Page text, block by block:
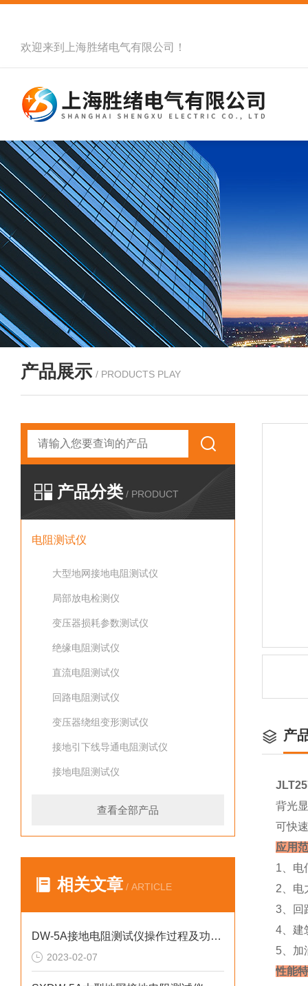
欢迎来到 上海胜绪电气有限公司 ！
产品展示 / PRODUCTS PLAY
产品分类 / PRODUCT
电阻测试仪
大型地网接地电阻测试仪
局部放电检测仪
变压器损耗参数测试仪
绝缘电阻测试仪
直流电阻测试仪
回路电阻测试仪
变压器绕组变形测试仪
接地引下线导通电阻测试仪
接地电阻测试仪
查看全部产品
相关文章 / ARTICLE
DW-5A接地电阻测试仪操作过程及功能说明
2023-02-07
产
背光
可快
应用
1、电
2、电
3、回
4、建
5、加
性能